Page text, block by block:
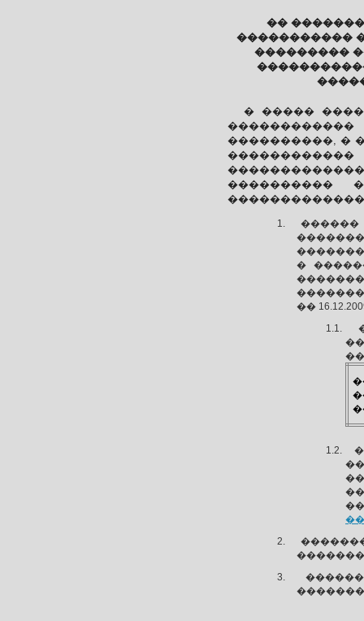
��
�����������
���������
� �����
����������, �
����������
������
�
��